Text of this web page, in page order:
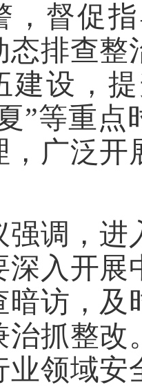
，督促
态排查整
建设，
”等重
，广泛开
强调，进
深入开展
暗访，
治抓整改
业领域安